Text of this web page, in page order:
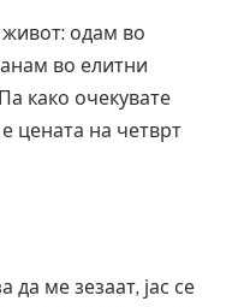
живот: одам во
во елитни
како очекувате
цената на четврт
ме зезаат, јас се